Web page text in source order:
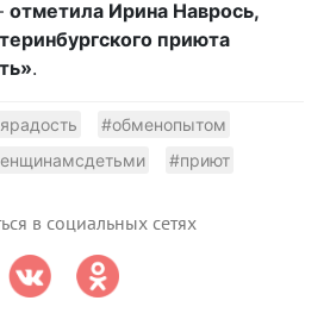
отметила Ирина Наврось,
приюта
.
#обменопытом
#приют
в социальных сетях